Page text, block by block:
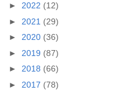
► 2022 (12)
► 2021 (29)
► 2020 (36)
► 2019 (87)
► 2018 (66)
► 2017 (78)